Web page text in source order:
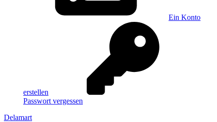
Ein Konto
erstellen
Passwort vergessen
Delamart